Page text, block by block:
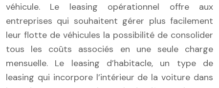
véhicule. Le leasing opérationnel offre aux
entreprises qui souhaitent gérer plus facilement
leur flotte de véhicules la possibilité de consolider
tous les coûts associés en une seule charge
mensuelle. Le leasing d’habitacle, un type de
leasing qui incorpore l’intérieur de la voiture dans